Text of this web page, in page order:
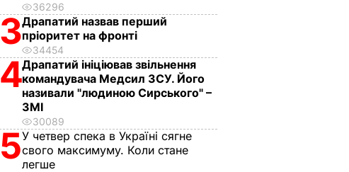
36296
3Драпатий назвав перший
пріоритет на фронті
34454
4Драпатий ініціював звільнення
командувача Медсил ЗСУ. Його
називали "людиною Сирського" –
ЗМІ
30089
5У четвер спека в Україні сягне
свого максимуму. Коли стане
легше